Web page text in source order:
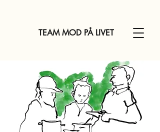
TEAM MOD PÅ LIVET